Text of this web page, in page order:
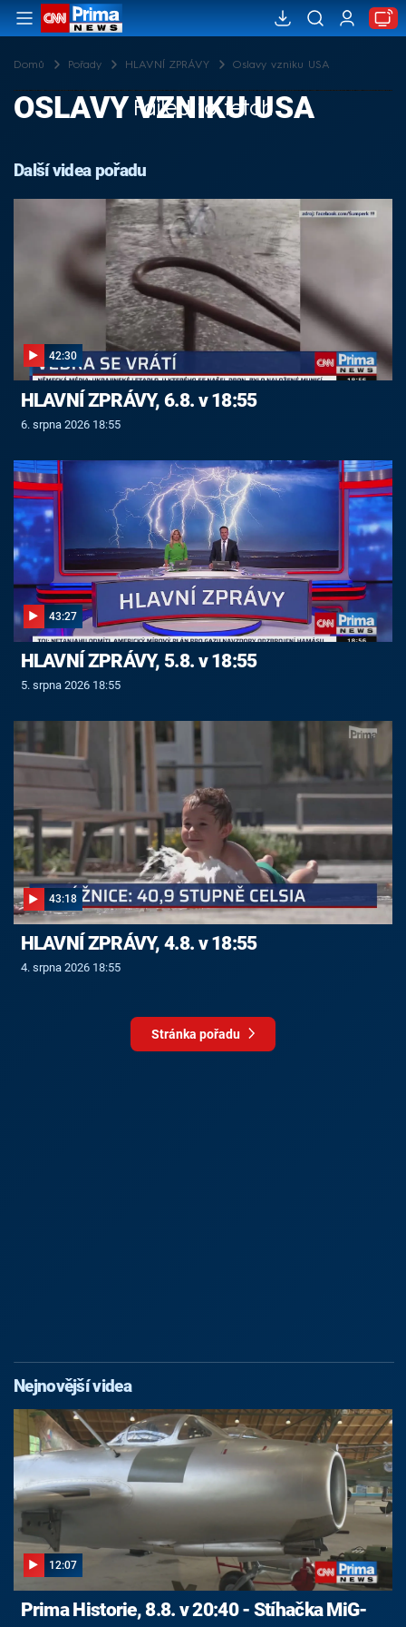
Domů Pořady HLAVNÍ ZPRÁVY Oslavy vzniku USA
Failed to fetch
OSLAVY VZNIKU USA
Další videa pořadu
42:30
HLAVNÍ ZPRÁVY, 6.8. v 18:55
6. srpna 2026 18:55
43:27
HLAVNÍ ZPRÁVY, 5.8. v 18:55
5. srpna 2026 18:55
43:18
HLAVNÍ ZPRÁVY, 4.8. v 18:55
4. srpna 2026 18:55
Stránka pořadu
Nejnovější videa
12:07
Prima Historie, 8.8. v 20:40 - Stíhačka MiG-